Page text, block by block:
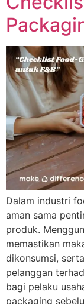
Dalam industri
aman sama
produk.
memastikan
dikonsumsi,
pelanggan
bagi pelaku
packaging